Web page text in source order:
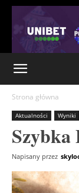
Strona główna
Aktualności Wyniki
Szybka
Napisany przez